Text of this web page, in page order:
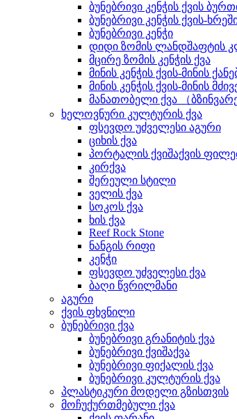
ბუნებრივი კენჭის ქვის
ბუნებრივი კენჭის ქვის-
ბუნებრივი კენჭი
დიდი ზომის ლანდშაფტის
მცირე ზომის კენჭის ქვა
მინის კენჭის ქვის-მინის
მინის კენჭის ქვის-მინის
მანათობელი ქვა （
ხელოვნური კულტურის ქვა
ფსევდო უძველესი აგური
ციხის ქვა
პორტალის ქვიშაქვის
კირქვა
შერეული სტილი
ველის ქვა
სოკოს ქვა
ხის ქვა
Reef Rock Stone
ნანგის რიფი
კენჭი
ფსევდო უძველესი ქვა
ბაღი წვრილმანი
აგური
ქვის ფხვნილი
ბუნებრივი ქვა
ბუნებრივი გრანიტის ქვა
ბუნებრივი ქვიშაქვა
ბუნებრივი ფიქალის ქვა
ბუნებრივი კულტურის ქვა
პლასტიკური მოდელი გზისთვის
მოჩუქურთმებული ქვა